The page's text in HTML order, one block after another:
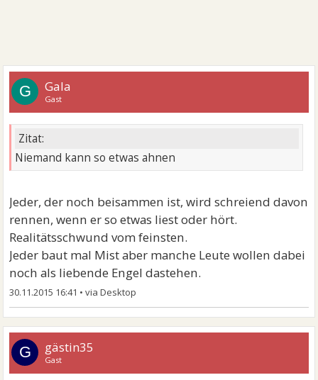
G Gala
Gast
Zitat:
Niemand kann so etwas ahnen
Jeder, der noch beisammen ist, wird schreiend davon
rennen, wenn er so etwas liest oder hört.
Realitätsschwund vom feinsten.
Jeder baut mal Mist aber manche Leute wollen dabei
noch als liebende Engel dastehen.
30.11.2015 16:41 •
G gästin35
Gast